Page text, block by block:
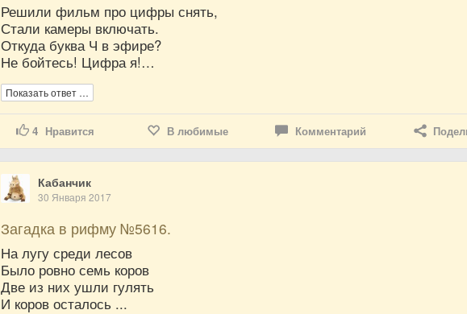
Решили фильм про цифры снять,
Стали камеры включать.
Откуда буква Ч в эфире?
Не бойтесь! Цифра я!…
Показать ответ …
4 Нравится В любимые Комментарий
Кабанчик
30 Января 2017
Загадка в рифму №5616.
На лугу среди лесов
Было ровно семь коров
Две из них ушли гулять
И коров осталось ...